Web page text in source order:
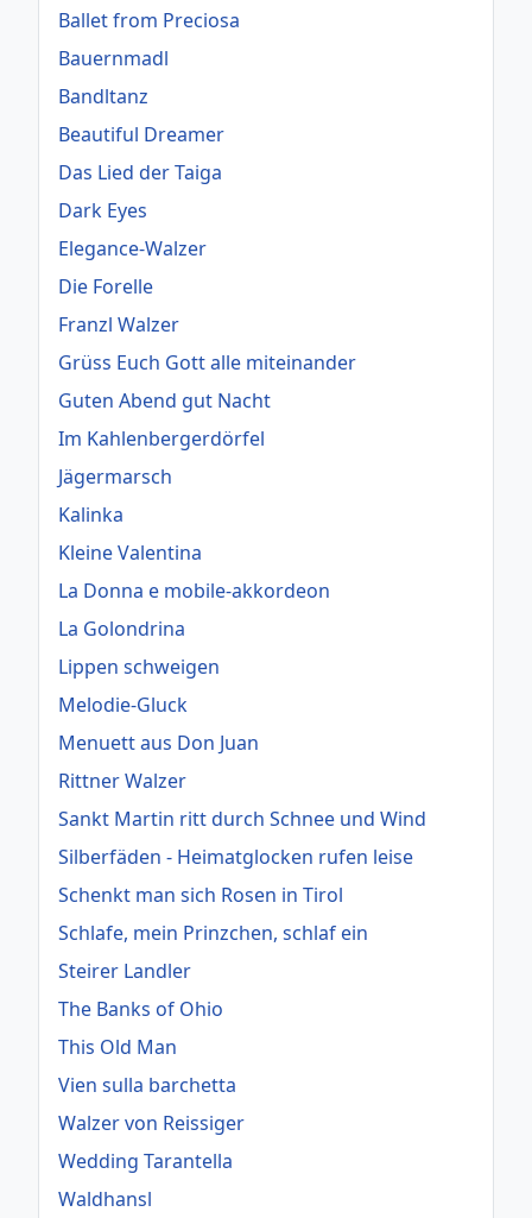
Ballet from Preciosa
Bauernmadl
Bandltanz
Beautiful Dreamer
Das Lied der Taiga
Dark Eyes
Elegance-Walzer
Die Forelle
Franzl Walzer
Grüss Euch Gott alle miteinander
Guten Abend gut Nacht
Im Kahlenbergerdörfel
Jägermarsch
Kalinka
Kleine Valentina
La Donna e mobile-akkordeon
La Golondrina
Lippen schweigen
Melodie-Gluck
Menuett aus Don Juan
Rittner Walzer
Sankt Martin ritt durch Schnee und Wind
Silberfäden - Heimatglocken rufen leise
Schenkt man sich Rosen in Tirol
Schlafe, mein Prinzchen, schlaf ein
Steirer Landler
The Banks of Ohio
This Old Man
Vien sulla barchetta
Walzer von Reissiger
Wedding Tarantella
Waldhansl